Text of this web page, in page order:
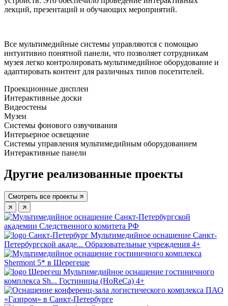
лекций, презентаций и обучающих мероприятий.
Все мультимедийные системы управляются с помощью
интуитивно понятной панели, что позволяет сотрудникам
музея легко контролировать мультимедийное оборудование и
адаптировать контент для различных типов посетителей.
Проекционные дисплеи
Интерактивные доски
Видеостены
Музеи
Системы фонового озвучивания
Интерьерное освещение
Системы управления мультимедийным оборудованием
Интерактивные панели
Другие реализованные проекты
Смотреть все проекты
Санкт-Петербург Мультимедийное оснащение Санкт-
Петербургской акаде... Образовательные учреждения 4+
Шерегеш Мультимедийное оснащение гостиничного
комплекса Sh... Гостиницы (HoReCa) 4+